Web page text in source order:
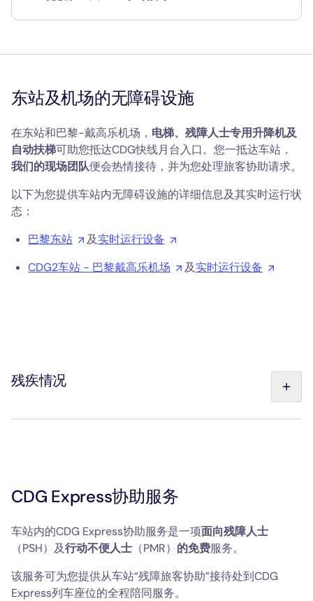
东站及机场的无障碍设施
在东站和巴黎-戴高乐机场， 电梯、残障人士专用升降机及
自动扶梯可助您抵达CDG快线月台入口。您一抵达车站，
我们的现场团队便会热情接待，并为您处理旅客协助请求。
以下为您提供车站内无障碍设施的详细信息及其实时运行状
态：
巴黎东站
及实时运行设备
CDG2车站 - 巴黎戴高乐机场
及实时运行设备
残疾情况
带有“BA/失明”附加标注的残疾证或“残疾”类CMI卡
ONAC 2条蓝色横杠（重度残疾，需要他人长期照料）
ONAC 2条红杠（重度伤残，外出时需要陪同）
ONAC 1条红杠（伤残等级50%及以上）
ONAC 1条蓝杠（伤残等级25%至45%）
CDG Express协助服务
车站内的CDG Express协助服务是一项面向残障人士
（PSH）及行动不便人士 （PMR） 的免费服务。
该服务可为您提供从车站“残障旅客协助”接待处到CDG
Express列车座位的全程陪同服务。